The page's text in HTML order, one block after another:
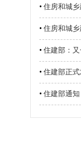
• 住房和城乡
• 住房和城乡
• 住建部：又
• 住建部正式
• 住建部通知